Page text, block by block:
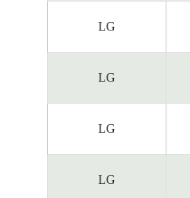
LG
LG
LG
LG